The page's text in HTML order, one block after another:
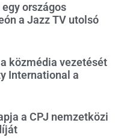
országos
a Jazz TV utolsó
közmédia vezetését
International a
a CPJ nemzetközi